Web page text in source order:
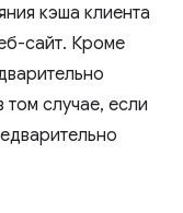
кэша клиента
сайт. Кроме
том случае, если